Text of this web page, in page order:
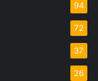
94
72
37
26